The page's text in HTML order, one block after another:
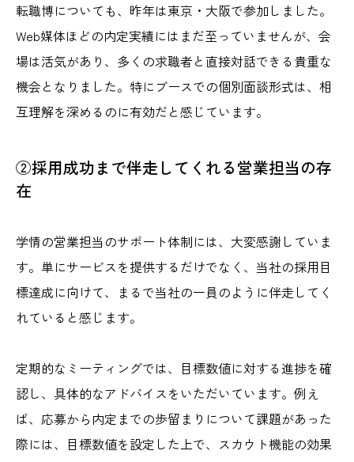
転職博についても、昨年は東京・大阪で参加しました。
Web媒体ほどの内定実績にはまだ至っていませんが、会
場は活気があり、多くの求職者と直接対話できる貴重な
機会となりました。特にブースでの個別面談形式は、相
互理解を深めるのに有効だと感じています。
②採用成功まで伴走してくれる営業担当の存
在
学情の営業担当のサポート体制には、大変感謝していま
す。単にサービスを提供するだけでなく、当社の採用目
標達成に向けて、まるで当社の一員のように伴走してく
れていると感じます。
定期的なミーティングでは、目標数値に対する進捗を確
認し、具体的なアドバイスをいただいています。例え
ば、応募から内定までの歩留まりについて課題があった
際には、目標数値を設定した上で、スカウト機能の効果